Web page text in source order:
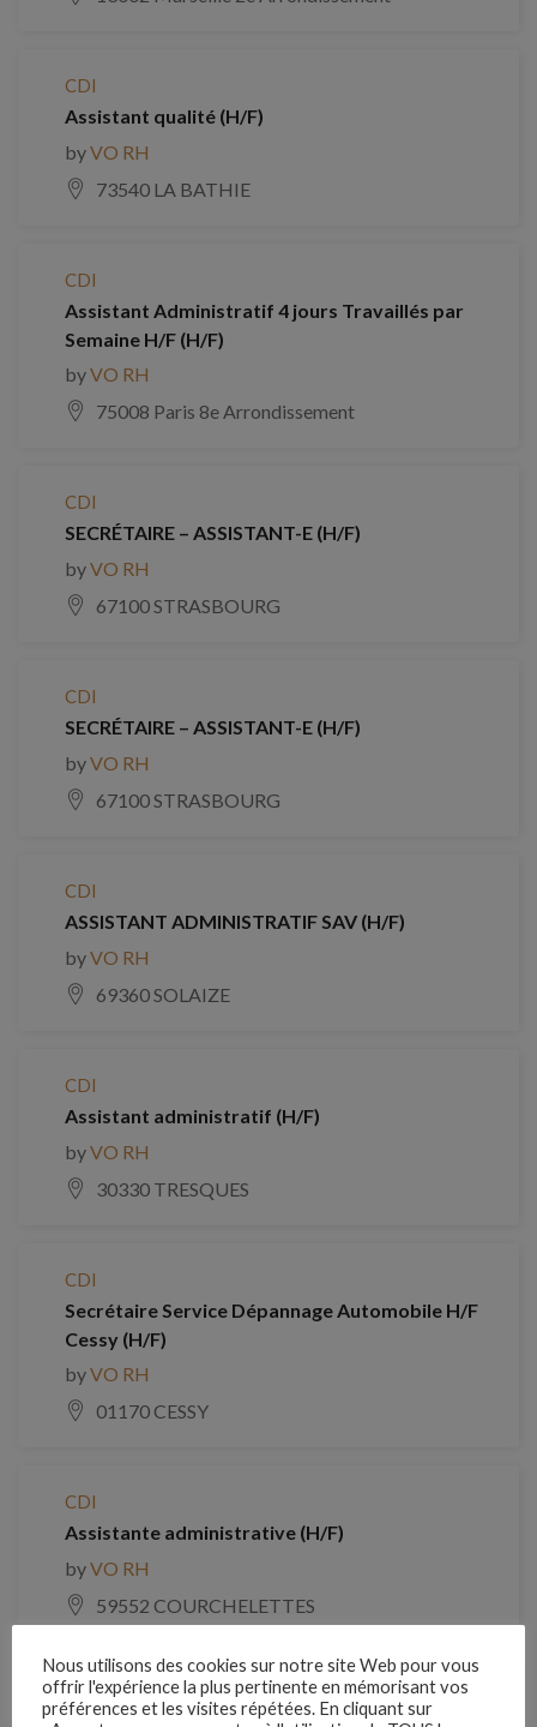
CDI
Assistant qualité (H/F)
byVO RH
73540 LA BATHIE
CDI
Assistant Administratif 4 jours Travaillés par
Semaine H/F (H/F)
byVO RH
75008 Paris 8e Arrondissement
CDI
SECRÉTAIRE – ASSISTANT-E (H/F)
byVO RH
67100 STRASBOURG
CDI
SECRÉTAIRE – ASSISTANT-E (H/F)
byVO RH
67100 STRASBOURG
CDI
ASSISTANT ADMINISTRATIF SAV (H/F)
byVO RH
69360 SOLAIZE
CDI
Assistant administratif (H/F)
byVO RH
30330 TRESQUES
CDI
Secrétaire Service Dépannage Automobile H/F
Cessy (H/F)
byVO RH
01170 CESSY
CDI
Assistante administrative (H/F)
byVO RH
59552 COURCHELETTES
CDI
Nous utilisons des cookies sur notre site Web pour vous
offrir l'expérience la plus pertinente en mémorisant vos
préférences et les visites répétées. En cliquant sur